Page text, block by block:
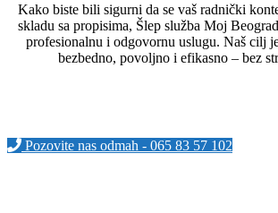
Kako biste bili sigurni da se vaš radnički
skladu sa propisima, Šlep služba Moj
profesionalnu i odgovornu uslugu. Naš cilj
bezbedno, povoljno i efikasno – bez
Pozovite nas odmah - 065 83 57 102